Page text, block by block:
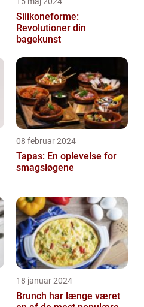
Silikoneforme:
Revolutioner din
bagekunst
08 februar 2024
Tapas: En oplevelse for
smagsløgene
18 januar 2024
Brunch har længe været